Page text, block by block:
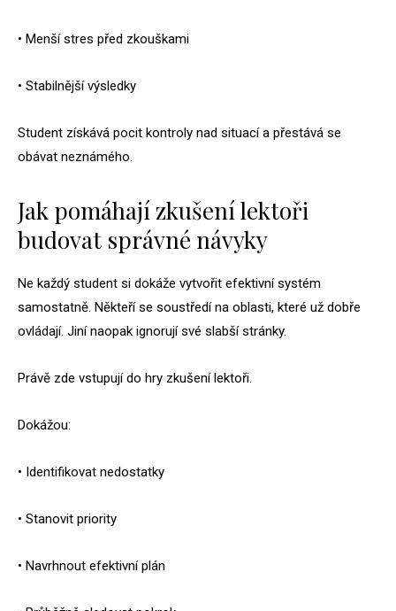
• Menší stres před zkouškami
• Stabilnější výsledky
Student získává pocit kontroly nad situací a přestává se
obávat neznámého.
Jak pomáhají zkušení lektoři
budovat správné návyky
Ne každý student si dokáže vytvořit efektivní systém
samostatně. Někteří se soustředí na oblasti, které už dobře
ovládají. Jiní naopak ignorují své slabší stránky.
Právě zde vstupují do hry zkušení lektoři.
Dokážou:
• Identifikovat nedostatky
• Stanovit priority
• Navrhnout efektivní plán